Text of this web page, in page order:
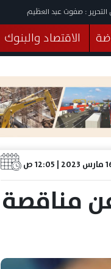
التحرير : صفوت عبد العظيم
الاقتصاد والبنوك
الثقافة خدمات
مناقصة